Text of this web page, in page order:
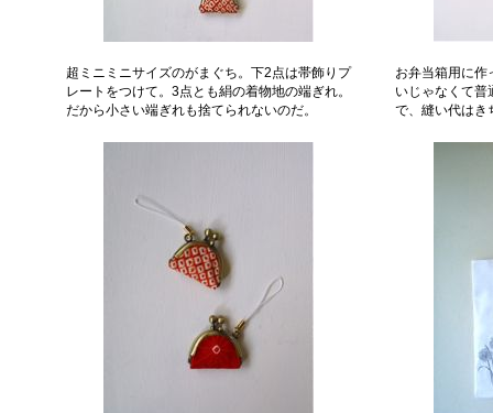
超ミニミニサイズのがまぐち。下2点は帯飾りプ
レートをつけて。3点とも絹の着物地の端ぎれ。
だから小さい端ぎれも捨てられないのだ。
お弁当箱用に作
いじゃなくて普
で、縫い代はき